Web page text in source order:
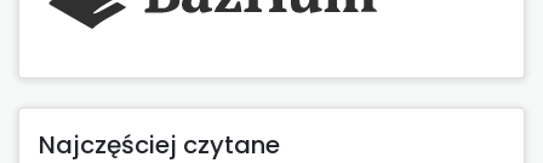
Najczęściej czytane